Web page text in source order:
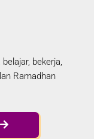
bekerja,
Ramadhan